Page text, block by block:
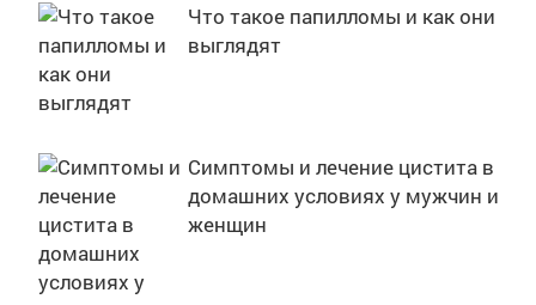
Что такое папилломы и как они
выглядят
Симптомы и лечение цистита в
домашних условиях у мужчин и
женщин